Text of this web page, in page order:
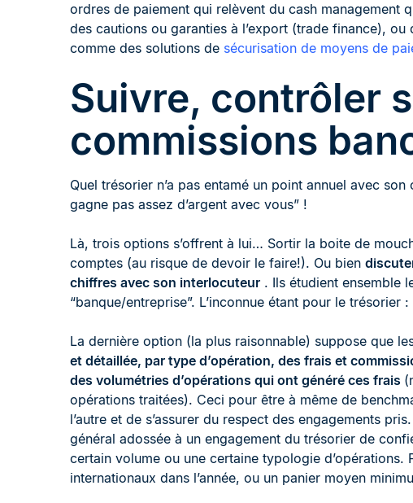
ordres de paiement qui relèvent du cash management
des cautions ou garanties à l’export (trade finance),
comme des solutions de sécurisation de moyens de
Suivre, contrôler
commissions
Quel trésorier n’a pas entamé un point annuel avec son
gagne pas assez d’argent avec vous” !
Là, trois options s’offrent à lui… Sortir la boite de
comptes (au risque de devoir le faire!). Ou bien
chiffres avec son interlocuteur . Ils étudient ensemble
“banque/entreprise”. L’inconnue étant pour le
La dernière option (la plus raisonnable) suppose que
et détaillée, par type d’opération, des frais et
des volumétries d’opérations qui ont généré ces frais
opérations traitées). Ceci pour être à même de
l’autre et de s’assurer du respect des engagements
général adossée à un engagement du trésorier de
certain volume ou une certaine typologie d’opérations.
internationaux dans l’année, ou un panier moyen